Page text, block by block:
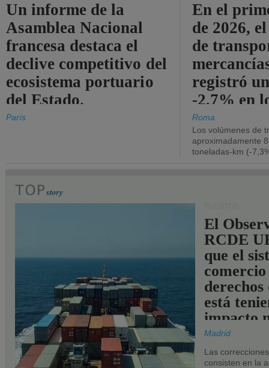
Un informe de la
Asamblea Nacional
francesa destaca el
declive competitivo del
ecosistema portuario
del Estado.
París
En el
de 2026,
de
registró
-2,7% en
Roma
Los volúmenes de
aproximadamente
toneladas-km (-
El
RCDE
que el
comercio
derechos
está
impacto
los
UE.
Madrid
Las
consisten en la